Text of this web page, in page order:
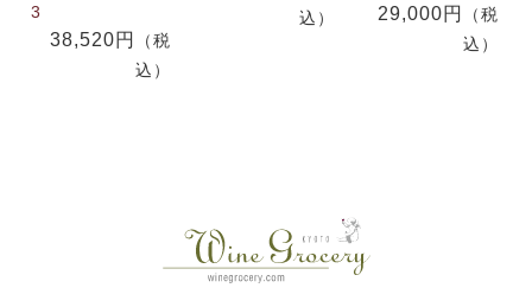
3
38,520円
（税
込）
込）
29,000円
（税
込）